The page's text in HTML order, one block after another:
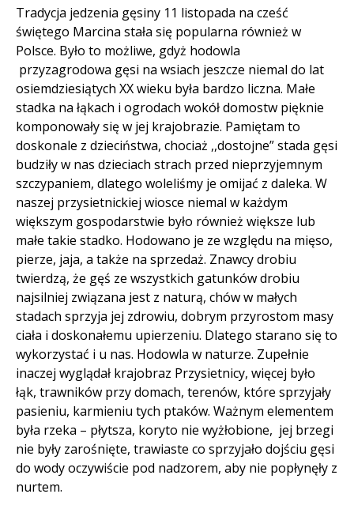
Tradycja jedzenia gęsiny 11 listopada na cześć
świętego Marcina stała się popularna również w
Polsce. Było to możliwe, gdyż hodowla
przyzagrodowa gęsi na wsiach jeszcze niemal do lat
osiemdziesiątych XX wieku była bardzo liczna. Małe
stadka na łąkach i ogrodach wokół domostw pięknie
komponowały się w jej krajobrazie. Pamiętam to
doskonale z dzieciństwa, chociaż ,,dostojne” stada gęsi
budziły w nas dzieciach strach przed nieprzyjemnym
szczypaniem, dlatego woleliśmy je omijać z daleka. W
naszej przysietnickiej wiosce niemal w każdym
większym gospodarstwie było również większe lub
małe takie stadko. Hodowano je ze względu na mięso,
pierze, jaja, a także na sprzedaż. Znawcy drobiu
twierdzą, że gęś ze wszystkich gatunków drobiu
najsilniej związana jest z naturą, chów w małych
stadach sprzyja jej zdrowiu, dobrym przyrostom masy
ciała i doskonałemu upierzeniu. Dlatego starano się to
wykorzystać i u nas. Hodowla w naturze. Zupełnie
inaczej wyglądał krajobraz Przysietnicy, więcej było
łąk, trawników przy domach, terenów, które sprzyjały
pasieniu, karmieniu tych ptaków. Ważnym elementem
była rzeka – płytsza, koryto nie wyżłobione, jej brzegi
nie były zarośnięte, trawiaste co sprzyjało dojściu gęsi
do wody oczywiście pod nadzorem, aby nie popłynęły z
nurtem.